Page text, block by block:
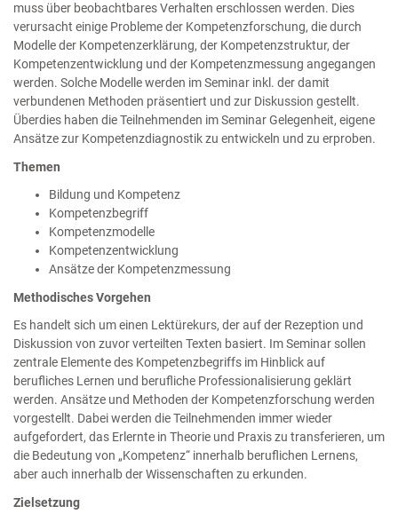
muss über beobachtbares Verhalten erschlossen werden. Dies
verursacht einige Probleme der Kompetenzforschung, die durch
Modelle der Kompetenzerklärung, der Kompetenzstruktur, der
Kompetenzentwicklung und der Kompetenzmessung angegangen
werden. Solche Modelle werden im Seminar inkl. der damit
verbundenen Methoden präsentiert und zur Diskussion gestellt.
Überdies haben die Teilnehmenden im Seminar Gelegenheit, eigene
Ansätze zur Kompetenzdiagnostik zu entwickeln und zu erproben.
Themen
Bildung und Kompetenz
Kompetenzbegriff
Kompetenzmodelle
Kompetenzentwicklung
Ansätze der Kompetenzmessung
Methodisches Vorgehen
Es handelt sich um einen Lektürekurs, der auf der Rezeption und
Diskussion von zuvor verteilten Texten basiert. Im Seminar sollen
zentrale Elemente des Kompetenzbegriffs im Hinblick auf
berufliches Lernen und berufliche Professionalisierung geklärt
werden. Ansätze und Methoden der Kompetenzforschung werden
vorgestellt. Dabei werden die Teilnehmenden immer wieder
aufgefordert, das Erlernte in Theorie und Praxis zu transferieren, um
die Bedeutung von „Kompetenz“ innerhalb beruflichen Lernens,
aber auch innerhalb der Wissenschaften zu erkunden.
Zielsetzung